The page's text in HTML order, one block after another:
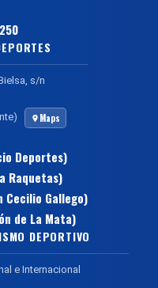
s/n
Maps
Deportes)
Raquetas)
Cecilio Gallego)
de La Mata)
DEPORTIVO
e Internacional